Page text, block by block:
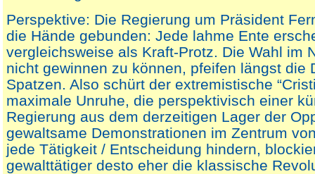
Perspektive: Die Regierung um Präsident
die Hände gebunden: Jede lahme Ente
vergleichsweise als Kraft-Protz. Die Wahl im
nicht gewinnen zu können, pfeifen längst die
Spatzen. Also schürt der extremistische
maximale Unruhe, die perspektivisch einer
Regierung aus dem derzeitigen Lager der
gewaltsame Demonstrationen im Zentrum
jede Tätigkeit / Entscheidung hindern,
gewalttätiger desto eher die klassische